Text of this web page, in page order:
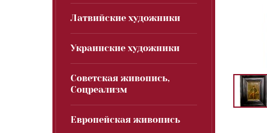
Латвийские художники
Украинские художники
Советская живопись,
Соцреализм
Европейская живопись